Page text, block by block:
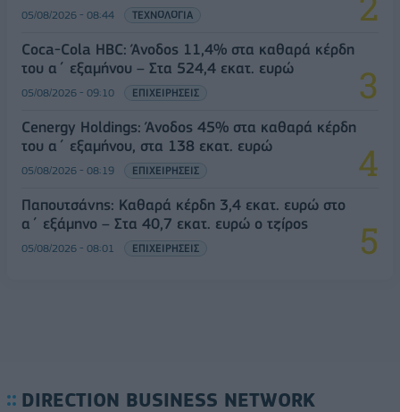
05/08/2026 - 08:44 ΤΕΧΝΟΛΟΓΙΑ
Coca-Cola HBC: Άνοδος 11,4% στα καθαρά κέρδη
του α΄ εξαμήνου – Στα 524,4 εκατ. ευρώ
05/08/2026 - 09:10 ΕΠΙΧΕΙΡΗΣΕΙΣ
Cenergy Holdings: Άνοδος 45% στα καθαρά κέρδη
του α΄ εξαμήνου, στα 138 εκατ. ευρώ
05/08/2026 - 08:19 ΕΠΙΧΕΙΡΗΣΕΙΣ
Παπουτσάνης: Καθαρά κέρδη 3,4 εκατ. ευρώ στο
α΄ εξάμηνο – Στα 40,7 εκατ. ευρώ ο τζίρος
05/08/2026 - 08:01 ΕΠΙΧΕΙΡΗΣΕΙΣ
DIRECTION BUSINESS NETWORK